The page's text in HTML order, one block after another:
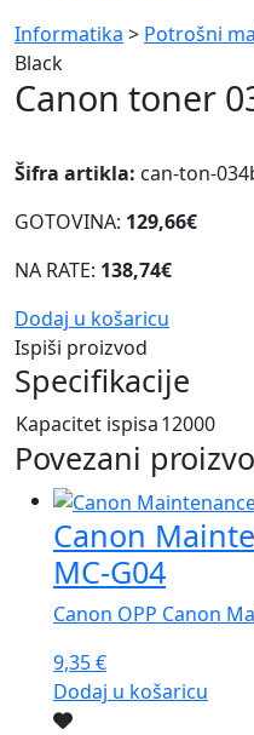
Informatika > Potrošni
Black
Canon toner
Šifra artikla: can-ton-
GOTOVINA: 129,66€
NA RATE: 138,74€
Dodaj u košaricu
Ispiši proizvod
Specifikacije
Kapacitet ispisa12000
Povezani
Canon
MC-G04
Canon OPP Canon
9,35€
Dodaj u košaricu